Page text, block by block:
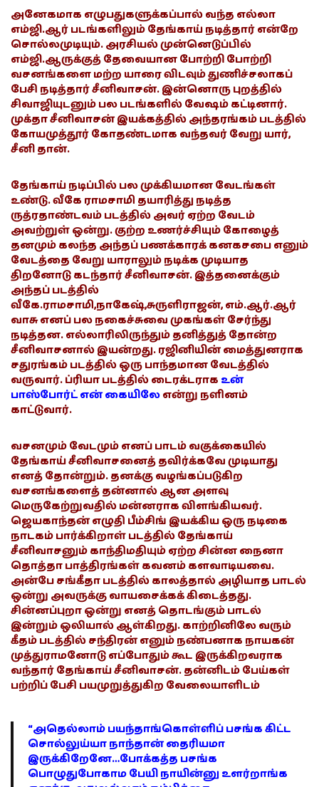
அனேகமாக எழுபதுகளுக்கப்பால் வந்த எல்லா
எம்ஜி.ஆர் படங்களிலும் தேங்காய் நடித்தார் என்றே
சொல்லமுடியும். அரசியல் முன்னெடுப்பில்
எம்ஜி.ஆருக்குத் தேவையான போற்றி போற்றி
வசனங்களை மற்ற யாரை விடவும் துணிச்சலாகப்
பேசி நடித்தார் சீனிவாசன். இன்னொரு புறத்தில்
சிவாஜியுடனும் பல படங்களில் வேஷம் கட்டினார்.
முக்தா சீனிவாசன் இயக்கத்தில் அந்தரங்கம் படத்தில்
கோயமுத்தூர் கோதண்டமாக வந்தவர் வேறு யார்,
சீனி தான்.
தேங்காய் நடிப்பில் பல முக்கியமான வேடங்கள்
உண்டு. வீகே ராமசாமி தயாரித்து நடித்த
ருத்ரதாண்டவம் படத்தில் அவர் ஏற்ற வேடம்
அவற்றுள் ஒன்று. குற்ற உணர்ச்சியும் கோழைத்
தனமும் கலந்த அந்தப் பணக்காரக் கனகசபை எனும்
வேடத்தை வேறு யாராலும் நடிக்க முடியாத
திறனோடு கடந்தார் சீனிவாசன். இத்தனைக்கும்
அந்தப் படத்தில்
வீகே.ராமசாமி,நாகேஷ்,சுருளிராஜன், எம்.ஆர்.ஆர்
வாசு எனப் பல நகைச்சுவை முகங்கள் சேர்ந்து
நடித்தன. எல்லாரிலிருந்தும் தனித்துத் தோன்ற
சீனிவாசனால் இயன்றது. ரஜினியின் மைத்துனராக
சதுரங்கம் படத்தில் ஒரு பாந்தமான வேடத்தில்
வருவார். ப்ரியா படத்தில் டைரக்டராக உன்
பாஸ்போர்ட் என் கையிலேஎன்று நளினம்
காட்டுவார்.
வசனமும் வேடமும் எனப் பாடம் வகுக்கையில்
தேங்காய் சீனிவாசனைத் தவிர்க்கவே முடியாது
எனத் தோன்றும். தனக்கு வழங்கப்படுகிற
வசனங்களைத் தன்னால் ஆன அளவு
மெருகேற்றுவதில் மன்னராக விளங்கியவர்.
ஜெயகாந்தன் எழுதி பீம்சிங் இயக்கிய ஒரு நடிகை
நாடகம் பார்க்கிறாள் படத்தில் தேங்காய்
சீனிவாசனும் காந்திமதியும் ஏற்ற சின்ன நைனா
தொத்தா பாத்திரங்கள் கவனம் களவாடியவை.
அன்பே சங்கீதா படத்தில் காலத்தால் அழியாத பாடல்
ஒன்று அவருக்கு வாயசைக்கக் கிடைத்தது.
சின்னப்புறா ஒன்று எனத் தொடங்கும் பாடல்
இன்றும் ஒலியால் ஆள்கிறது. காற்றினிலே வரும்
கீதம் படத்தில் சந்திரன் எனும் நண்பனாக நாயகன்
முத்துராமனோடு எப்போதும் கூட இருக்கிறவராக
வந்தார் தேங்காய் சீனிவாசன். தன்னிடம் பேய்கள்
பற்றிப் பேசி பயமுறுத்துகிற வேலையாளிடம்
“அதெல்லாம் பயந்தாங்கொள்ளிப் பசங்க கிட்ட
சொல்லுய்யா நாந்தான் தைரியமா
இருக்கிறேனே…போக்கத்த பசங்க
பொழுதுபோகாம பேயி நாயின்னு உளர்றாங்க